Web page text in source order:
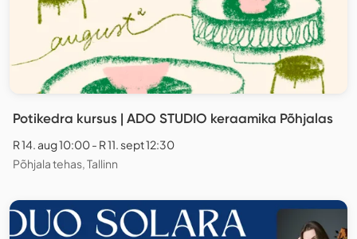
Potikedra kursus | ADO STUDIO keraamika Põhjalas
R 14. aug 10:00 - R 11. sept 12:30
Põhjala tehas, Tallinn